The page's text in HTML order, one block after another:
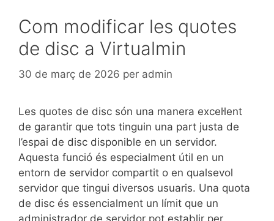
Com modificar les quotes
de disc a Virtualmin
30 de març de 2026 per admin
Les quotes de disc són una manera excel·lent
de garantir que tots tinguin una part justa de
l’espai de disc disponible en un servidor.
Aquesta funció és especialment útil en un
entorn de servidor compartit o en qualsevol
servidor que tingui diversos usuaris. Una quota
de disc és essencialment un límit que un
administrador de servidor pot establir per